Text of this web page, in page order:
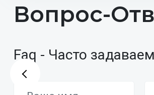
Вопрос-
Faq - Часто